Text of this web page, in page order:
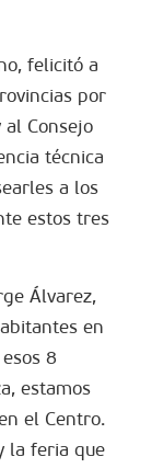
felicitó a
por
Consejo
técnica
a los
estos tres
Álvarez,
en
8
estamos
el Centro.
la feria que